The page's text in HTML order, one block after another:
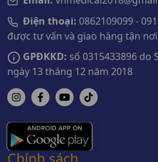
Điện thoại: 0862109099 -
được tư vấn và giao hàng tận
GPĐKKD: số 0315433896 do
ngày 13 tháng 12 năm 2018
Chính sách